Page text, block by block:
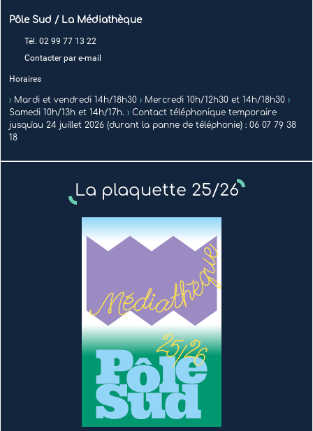
Pôle Sud / La Médiathèque
Tél. 02 99 77 13 22
Contacter par e-mail
Horaires
› Mardi et vendredi 14h/18h30 › Mercredi 10h/12h30 et 14h/18h30 ›
Samedi 10h/13h et 14h/17h. › Contact téléphonique temporaire
jusqu'au 24 juillet 2026 (durant la panne de téléphonie) : 06 07 79 38
18
La plaquette 25/26